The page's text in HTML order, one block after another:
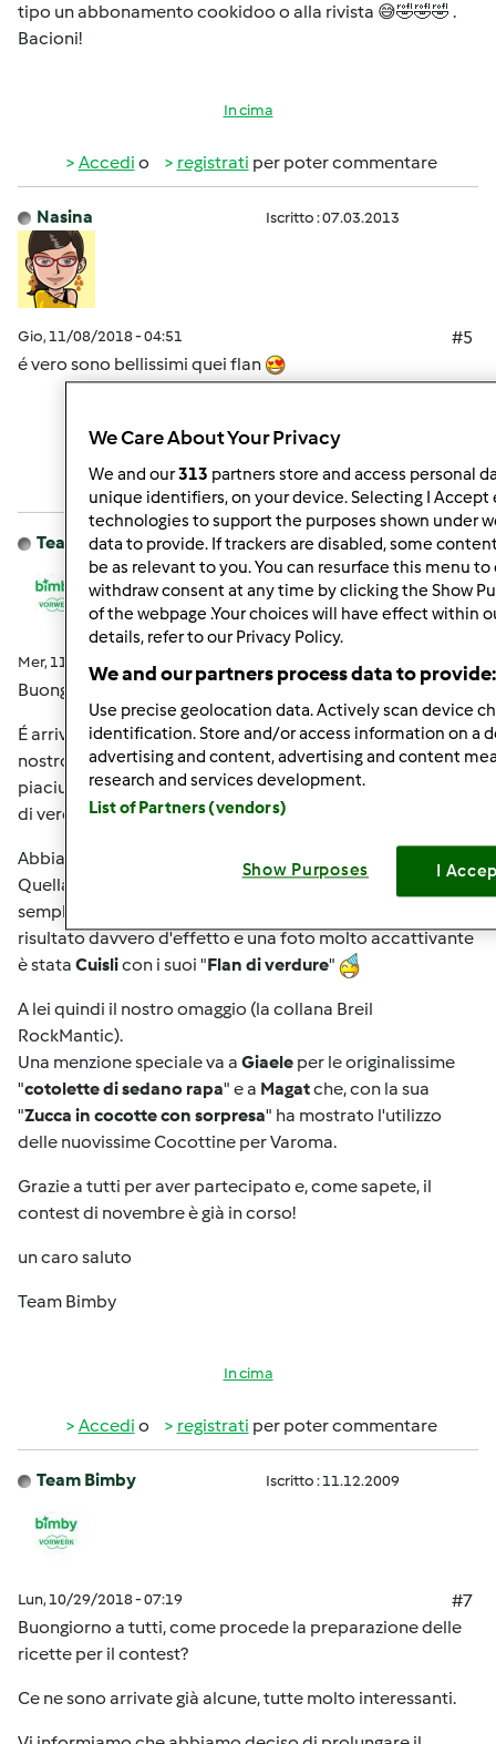
tipo un abbonamento cookidoo o alla rivista 😅🤣🤣🤣 .
Bacioni!
In cima
Accedi o registrati per poter commentare
Nasina Iscritto : 07.03.2013
Gio, 11/08/2018 - 04:51
#5
é vero sono bellissimi quei flan
In cima
Accedi o registrati per poter commentare
Team Bimby Iscritto : 11.12.2009
Mer, 11/07/2018 - 14:23
#6
Buongiorno a tutti,
É arrivato il momento di scoprire chi si é aggiudicato il
nostro omaggio per aver preparato la ricetta che più ci é
piaciuta durante il contest di ottobre sui contorni a base
di verdura.
Abbiamo ricevuto 12 ricette, tutte molto originali.
Quella che però ci ha colpito di più perchè ha unito la
semplicità degli ingredienti e delle manovre con un
risultato davvero d'effetto e una foto molto accattivante
è stata Cuislicon i suoi "Flan di verdure"
A lei quindi il nostro omaggio (la collana Breil
RockMantic).
Una menzione speciale va a Giaele per le originalissime
"cotolette di sedano rapa" e a Magatche, con la sua
"Zucca in cocotte con sorpresa" ha mostrato l'utilizzo
delle nuovissime Cocottine per Varoma.
Grazie a tutti per aver partecipato e, come sapete, il
contest di novembre è già in corso!
un caro saluto
Team Bimby
In cima
Accedi o registrati per poter commentare
Team Bimby Iscritto : 11.12.2009
Lun, 10/29/2018 - 07:19
#7
Buongiorno a tutti, come procede la preparazione delle
ricette per il contest?
Ce ne sono arrivate già alcune, tutte molto interessanti.
We Care About Your Privacy
We and our313 partners store and access personal
unique identifiers, on your device. Selecting I Accept
technologies to support the purposes shown under
data to provide. If trackers are disabled, some
be as relevant to you. You can resurface this menu
withdraw consent at any time by clicking the Show
of the webpage .Your choices will have effect within
details, refer to our Privacy Policy.
We and our partners process data to provide:
Use precise geolocation data. Actively scan device
identification. Store and/or access information on a
advertising and content, advertising and content
research and services development.
List of Partners (vendors)
Show Purposes I